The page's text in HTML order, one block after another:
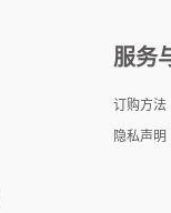
服务
订购方法
隐私声明